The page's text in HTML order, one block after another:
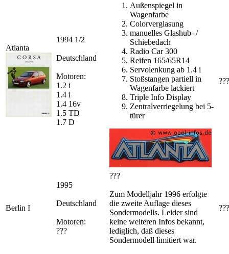
Atlanta
1994 1/2
Deutschland
Motoren:
1.2 i
1.4 i
1.4 16v
1.5 TD
1.7 D
Außenspiegel in
Wagenfarbe
Colorverglasung
manuelles Glashub- /
Schiebedach
Radio Car 300
Reifen 165/65R14
Servolenkung ab 1.4 i
Stoßstangen partiell in
Wagenfarbe lackiert
Triple Info Display
Zentralverriegelung bei 5-
türer
???
Berlin I
1995
Deutschland
Motoren:
???
???
Zum Modelljahr 1996 erfolgte
die zweite Auflage dieses
Sondermodells. Leider sind
keine weiteren Infos bekannt,
lediglich, daß dieses
Sondermodell limitiert war.
???